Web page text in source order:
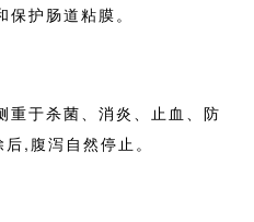
护肠道粘膜。
重于杀菌、消炎、止血、防
,腹泻自然停止。